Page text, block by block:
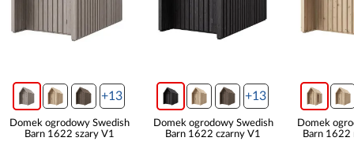
+13
ogrodowy Swedish
1622 szary V1
+13
Domek ogrodowy Swedish
Barn 1622 czarny V1
Domek ogrodowy
Barn 1622